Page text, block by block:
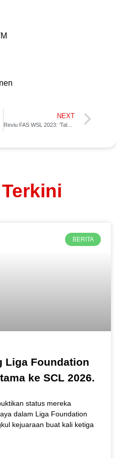
NEXT
Terkini
BERITA
Liga Foundation
ke SCL 2026.
status mereka
dalam Liga Foundation
kejuaraan buat kali ketiga